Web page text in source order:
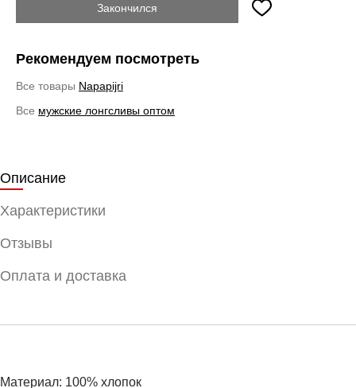
Закончился
Рекомендуем посмотреть
Все товары Napapijri
Все мужские лонгсливы оптом
Описание
Характеристики
Отзывы
Оплата и доставка
Материал: 100% хлопок